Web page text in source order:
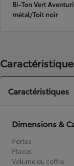
Bi-Ton Vert
métal/Toit noir
Caractéristiques
Dimensions &
Portes
Places
Volume du coffre